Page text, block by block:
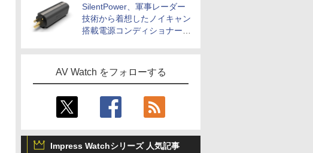
SilentPower、軍事レーダー
技術から着想したノイキャン
搭載電源コンディショナー
AV Watch をフォローする
Impress Watchシリーズ 人気記事